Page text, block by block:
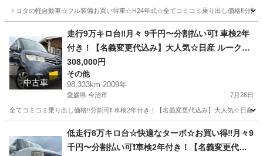
トヨタの軽自動車☆フル装備お買い得車☆H24年式☆全てコミコミ乗り出し価格‼️分
その他 お買い得
中古車
走行9万キロ台‼️月々 9千円〜分割払い可❗️ 車検2年
付き！【名義変更代込み】大人気☆日産 ルークス
ハイウェイスター☆HDDナビ付き☆走行中DVD見
れます☆ETC付き☆電動スライドドア☆ドラレコ
付き☆スマートキー☆フルオートエアコン☆純正
308,000円
その他
98,333km 2009年
愛媛県 今治市 7月26日
全てコミコミ乗り出し価格‼️分割可❗️ 車検2年付き！【名義変更代込み】大人気☆日
その他 走行距離
低走行8万キロ台☆快適なターボ☆お買い得‼️月々9
千円〜分割払い可❗️車検2年付き！【名義変更代込